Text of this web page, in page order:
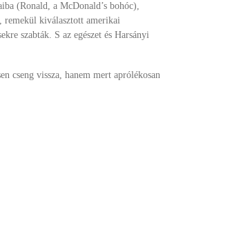
(Ronald, a McDonald’s bohóc),
remekül kiválasztott amerikai
szabták. S az egészet és Harsányi
cseng vissza, hanem mert aprólékosan